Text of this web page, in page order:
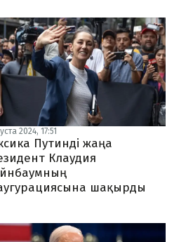
2024, 17:51
Путинді жаңа
Клаудия
шақырды